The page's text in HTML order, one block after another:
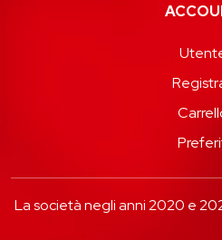
La società negli anni 2020 e